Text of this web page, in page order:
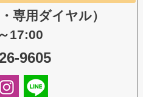
専用ダイヤル）
17:00
9605